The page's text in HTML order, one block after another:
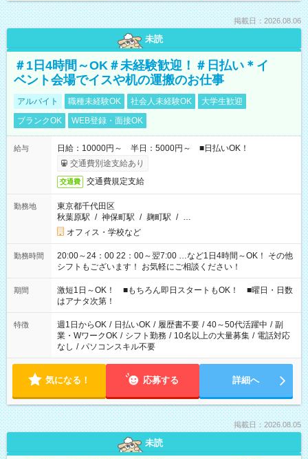
掲載日：2026.08.06
未読
＃1日4時間～OK＃未経験歓迎！＃日払い＊イ
ベント会場でイスや机の運搬のお仕事
アルバイト 職種未経験OK 社会人未経験OK
大学生歓迎
ブランクOK
WEB登録・面接OK
給与
日給：10000円～ 半日：5000円～ ■日払いOK！
交通費別途支給あり
交通費 交通費規定支給
勤務地
東京都千代田区
秋葉原駅 / 神保町駅 / 麹町駅 / …
オフィス・学校など
勤務時間
20:00～24：00 22：00～翌7:00 …など1日4時間～OK！ その他
シフトもございます！ お気軽にご相談ください！
期間
激短1日～OK！ ■もちろん即日スタートもOK！ ■曜日・日数
はアナタ次第！
特徴 週1日からOK / 日払いOK / 履歴書不要 / 40～50代活躍中 / 副
業・WワークOK / シフト勤務 / 10名以上の大量募集 / 電話対応
なし / パソコンスキル不要
気になる！ 応募する 詳細へ
掲載日：2026.08.05
未読